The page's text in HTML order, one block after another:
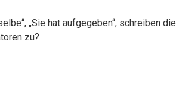
„Sie hat aufgegeben“, schreiben die
zu?